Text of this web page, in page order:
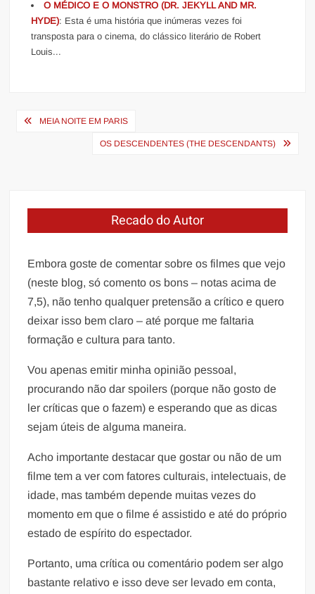
O MÉDICO E O MONSTRO (DR. JEKYLL AND MR.
HYDE): Esta é uma história que inúmeras vezes foi
transposta para o cinema, do clássico literário de Robert
Louis...
Navegação
MEIA NOITE EM PARIS
OS DESCENDENTES (THE DESCENDANTS)
Recado do Autor
Embora goste de comentar sobre os filmes que vejo
(neste blog, só comento os bons – notas acima de
7,5), não tenho qualquer pretensão a crítico e quero
deixar isso bem claro – até porque me faltaria
formação e cultura para tanto.
Vou apenas emitir minha opinião pessoal,
procurando não dar spoilers (porque não gosto de
ler críticas que o fazem) e esperando que as dicas
sejam úteis de alguma maneira.
Acho importante destacar que gostar ou não de um
filme tem a ver com fatores culturais, intelectuais, de
idade, mas também depende muitas vezes do
momento em que o filme é assistido e até do próprio
estado de espírito do espectador.
Portanto, uma crítica ou comentário podem ser algo
bastante relativo e isso deve ser levado em conta,